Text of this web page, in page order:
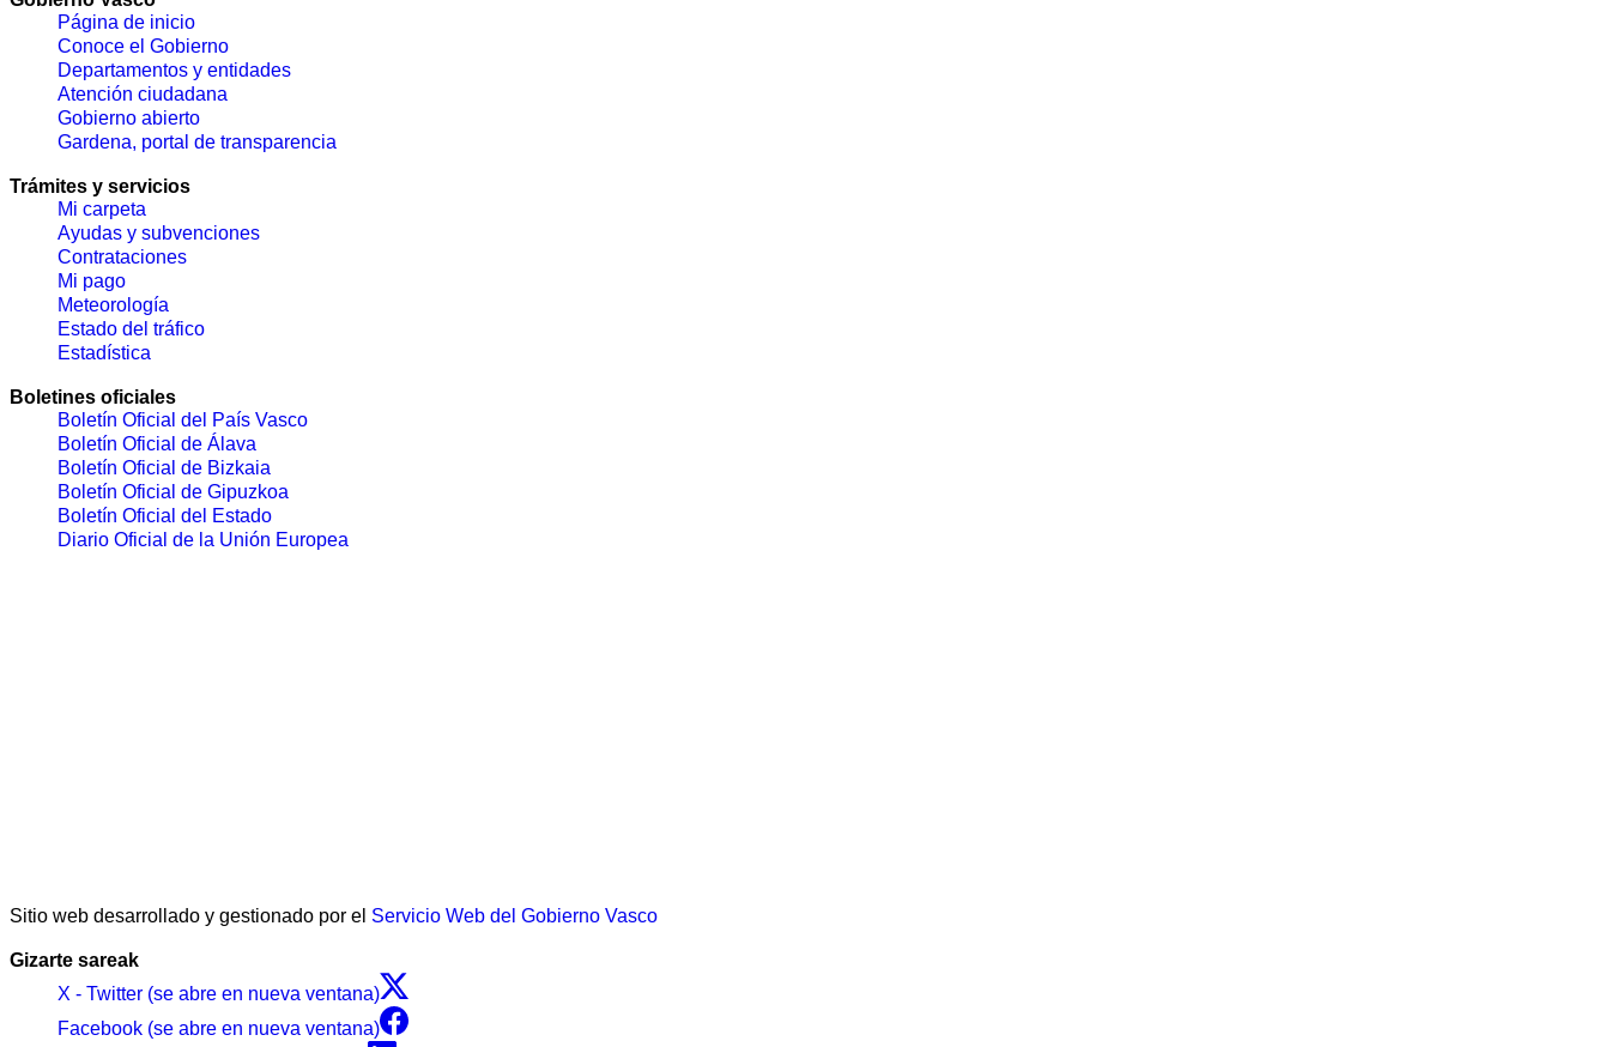
Página de inicio
Conoce el Gobierno
Departamentos y entidades
Atención ciudadana
Gobierno abierto
Gardena, portal de transparencia
Trámites y servicios
Mi carpeta
Ayudas y subvenciones
Contrataciones
Mi pago
Meteorología
Estado del tráfico
Estadística
Boletines oficiales
Boletín Oficial del País Vasco
Boletín Oficial de Álava
Boletín Oficial de Bizkaia
Boletín Oficial de Gipuzkoa
Boletín Oficial del Estado
Diario Oficial de la Unión Europea
Sitio web desarrollado y gestionado por el Servicio Web del Gobierno Vasco
Gizarte sareak
X - Twitter (se abre en nueva ventana)
Facebook (se abre en nueva ventana)